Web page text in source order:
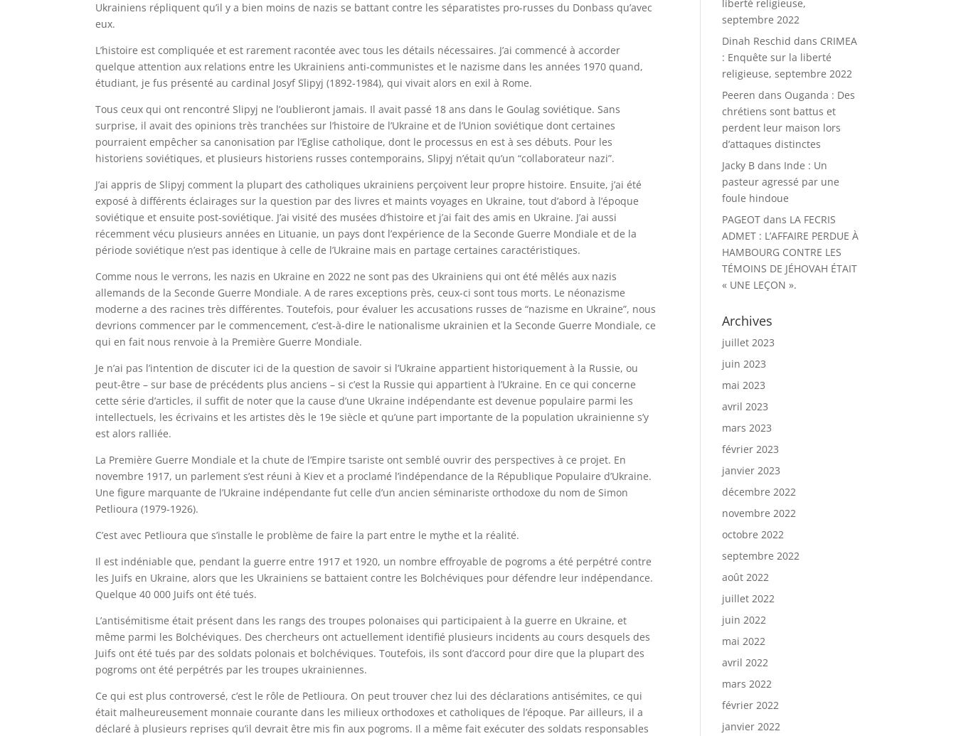
Ukrainiens répliquent qu’il y a bien moins de nazis se battant contre les séparatistes pro-russes du Donbass qu’avec
eux.
L’histoire est compliquée et est rarement racontée avec tous les détails nécessaires. J’ai commencé à accorder
quelque attention aux relations entre les Ukrainiens anti-communistes et le nazisme dans les années 1970 quand,
étudiant, je fus présenté au cardinal Josyf Slipyj (1892-1984), qui vivait alors en exil à Rome.
Tous ceux qui ont rencontré Slipyj ne l’oublieront jamais. Il avait passé 18 ans dans le Goulag soviétique. Sans
surprise, il avait des opinions très tranchées sur l’histoire de l’Ukraine et de l’Union soviétique dont certaines
pourraient empêcher sa canonisation par l’Eglise catholique, dont le processus en est à ses débuts. Pour les
historiens soviétiques, et plusieurs historiens russes contemporains, Slipyj n’était qu’un “collaborateur nazi”.
J’ai appris de Slipyj comment la plupart des catholiques ukrainiens perçoivent leur propre histoire. Ensuite, j’ai été
exposé à différents éclairages sur la question par des livres et maints voyages en Ukraine, tout d’abord à l’époque
soviétique et ensuite post-soviétique. J’ai visité des musées d’histoire et j’ai fait des amis en Ukraine. J’ai aussi
récemment vécu plusieurs années en Lituanie, un pays dont l’expérience de la Seconde Guerre Mondiale et de la
période soviétique n’est pas identique à celle de l’Ukraine mais en partage certaines caractéristiques.
Comme nous le verrons, les nazis en Ukraine en 2022 ne sont pas des Ukrainiens qui ont été mêlés aux nazis
allemands de la Seconde Guerre Mondiale. A de rares exceptions près, ceux-ci sont tous morts. Le néonazisme
moderne a des racines très différentes. Toutefois, pour évaluer les accusations russes de “nazisme en Ukraine”, nous
devrions commencer par le commencement, c’est-à-dire le nationalisme ukrainien et la Seconde Guerre Mondiale, ce
qui en fait nous renvoie à la Première Guerre Mondiale.
Je n’ai pas l’intention de discuter ici de la question de savoir si l’Ukraine appartient historiquement à la Russie, ou
peut-être – sur base de précédents plus anciens – si c’est la Russie qui appartient à l’Ukraine. En ce qui concerne
cette série d’articles, il suffit de noter que la cause d’une Ukraine indépendante est devenue populaire parmi les
intellectuels, les écrivains et les artistes dès le 19e siècle et qu’une part importante de la population ukrainienne s’y
est alors ralliée.
La Première Guerre Mondiale et la chute de l’Empire tsariste ont semblé ouvrir des perspectives à ce projet. En
novembre 1917, un parlement s’est réuni à Kiev et a proclamé l’indépendance de la République Populaire d’Ukraine.
Une figure marquante de l’Ukraine indépendante fut celle d’un ancien séminariste orthodoxe du nom de Simon
Petlioura (1979-1926).
C’est avec Petlioura que s’installe le problème de faire la part entre le mythe et la réalité.
Il est indéniable que, pendant la guerre entre 1917 et 1920, un nombre effroyable de pogroms a été perpétré contre
les Juifs en Ukraine, alors que les Ukrainiens se battaient contre les Bolchéviques pour défendre leur indépendance.
Quelque 40 000 Juifs ont été tués.
L’antisémitisme était présent dans les rangs des troupes polonaises qui participaient à la guerre en Ukraine, et
même parmi les Bolchéviques. Des chercheurs ont actuellement identifié plusieurs incidents au cours desquels des
Juifs ont été tués par des soldats polonais et bolchéviques. Toutefois, ils sont d’accord pour dire que la plupart des
pogroms ont été perpétrés par les troupes ukrainiennes.
Ce qui est plus controversé, c’est le rôle de Petlioura. On peut trouver chez lui des déclarations antisémites, ce qui
était malheureusement monnaie courante dans les milieux orthodoxes et catholiques de l’époque. Par ailleurs, il a
déclaré à plusieurs reprises qu’il devrait être mis fin aux pogroms. Il a même fait exécuter des soldats responsables
liberté religieuse,
septembre 2022
Dinah Reschid dans CRIMEA
: Enquête sur la liberté
religieuse, septembre 2022
Peeren dans Ouganda : Des
chrétiens sont battus et
perdent leur maison lors
d’attaques distinctes
Jacky B dans Inde : Un
pasteur agressé par une
foule hindoue
PAGEOT dans LA FECRIS
ADMET : L’AFFAIRE PERDUE À
HAMBOURG CONTRE LES
TÉMOINS DE JÉHOVAH ÉTAIT
« UNE LEÇON ».
Archives
juillet 2023
juin 2023
mai 2023
avril 2023
mars 2023
février 2023
janvier 2023
décembre 2022
novembre 2022
octobre 2022
septembre 2022
août 2022
juillet 2022
juin 2022
mai 2022
avril 2022
mars 2022
février 2022
janvier 2022